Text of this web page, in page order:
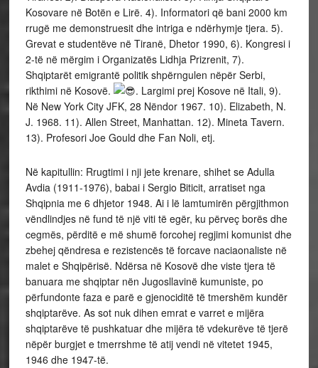
Kosovare në Botën e Lirë. 4). Informatori që bani 2000 km
rrugë me demonstruesit dhe intriga e ndërhymje tjera. 5).
Grevat e studentëve në Tiranë, Dhetor 1990, 6). Kongresi i
2-të në mërgim i Organizatës Lidhja Prizrenit, 7).
Shqiptarët emigrantë politik shpërngulen nëpër Serbi,
rikthimi në Kosovë.
. Largimi prej Kosove në Itali, 9).
Në New York City JFK, 28 Nëndor 1967. 10). Elizabeth, N.
J. 1968. 11). Allen Street, Manhattan. 12). Mineta Tavern.
13). Profesori Joe Gould dhe Fan Noli, etj.
Në kapitullin: Rrugtimi i nji jete krenare, shihet se Adulla
Avdia (1911-1976), babai i Sergio Biticit, arratiset nga
Shqipnia me 6 dhjetor 1948. Ai i lë lamtumirën përgjithmon
vëndlindjes në fund të një viti të egër, ku përveç borës dhe
cegmës, përditë e më shumë forcohej regjimi komunist dhe
zbehej qëndresa e rezistencës të forcave naciaonaliste në
malet e Shqipërisë. Ndërsa në Kosovë dhe viste tjera të
banuara me shqiptar nën Jugosllavinë kumuniste, po
përfundonte faza e parë e gjenociditë të tmershëm kundër
shqiptarëve. As sot nuk dihen emrat e varret e mijëra
shqiptarëve të pushkatuar dhe mijëra të vdekurëve të tjerë
nëpër burgjet e tmerrshme të atij vendi në vitetet 1945,
1946 dhe 1947-të.